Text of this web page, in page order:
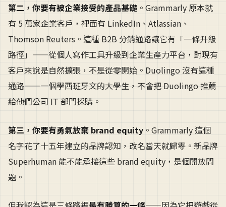
第二，你要有被企業接受的產品基礎 。Grammarly 原本就
有 5 萬家企業客戶，裡面有 LinkedIn、Atlassian、
Thomson Reuters。這種 B2B 分銷通路讓它有「一條升級
路徑」——從個人寫作工具升級到企業生產力平台，對現有
客戶來說是自然擴張，不是從零開始。Duolingo 沒有這種
通路——一個學西班牙文的大學生，不會把 Duolingo 推薦
給他們公司 IT 部門採購。
第三，你要有勇氣放棄 brand equity 。Grammarly 這個
名字花了十五年建立的品牌認知，改名當天就歸零。新品牌
Superhuman 能不能承接這些 brand equity，是個開放問
題。